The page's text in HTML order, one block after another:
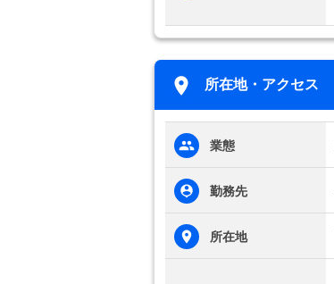
所在地・アクセス
業態
勤務先
所在地